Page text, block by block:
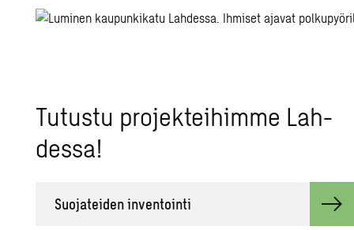
Tu­tus­tu pro­jek­tei­him­me Lah­
des­sa!
Suo­ja­tei­den in­ven­toin­ti